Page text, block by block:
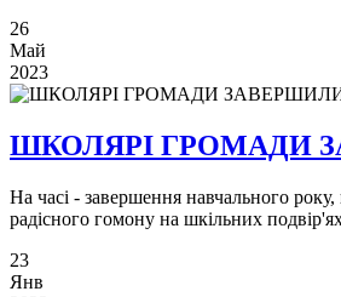
26
Май
2023
ШКОЛЯРІ ГРОМАДИ
На часі - завершення навчального
радісного гомону на шкільних
23
Янв